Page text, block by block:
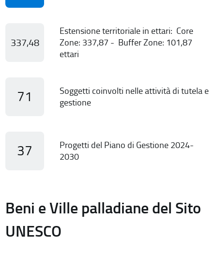
337,48
Estensione territoriale in ettari: Core
Zone: 337,87 - Buffer Zone: 101,87
ettari
71
Soggetti coinvolti nelle attività di tutela e
gestione
37
Progetti del Piano di Gestione 2024-
2030
Beni e Ville palladiane del Sito
UNESCO